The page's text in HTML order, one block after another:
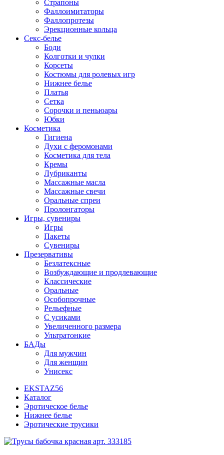
Страпоны
Фаллоимитаторы
Фаллопротезы
Эрекционные кольца
Секс-белье
Боди
Колготки и чулки
Корсеты
Костюмы для ролевых игр
Нижнее белье
Платья
Сетка
Сорочки и пеньюары
Юбки
Косметика
Гигиена
Духи с феромонами
Косметика для тела
Кремы
Лубриканты
Массажные масла
Массажные свечи
Оральные спреи
Пролонгаторы
Игры, сувениры
Игры
Пакеты
Сувениры
Презервативы
Безлатексные
Возбуждающие и продлевающие
Классические
Оральные
Особопрочные
Рельефные
С усиками
Увеличенного размера
Ультратонкие
БАДы
Для мужчин
Для женщин
Унисекс
EKSTAZ56
Каталог
Эротическое белье
Нижнее белье
Эротические трусики